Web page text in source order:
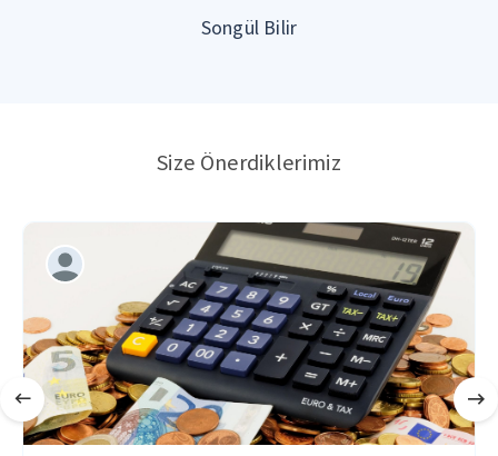
Songül Bilir
Size Önerdiklerimiz